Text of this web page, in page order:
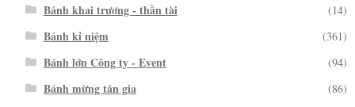
Bánh khai trương - thần tài (14)
Bánh kỉ niệm (361)
Bánh lớn Công ty - Event (94)
Bánh mừng tân gia (86)